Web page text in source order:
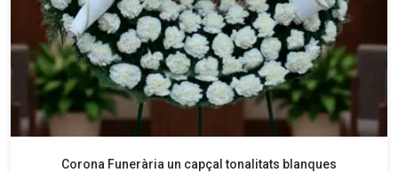
Corona Funerària un capçal tonalitats blanques